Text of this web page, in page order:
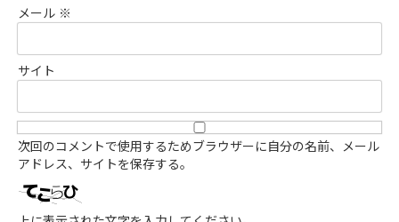
メール ※
サイト
次回のコメントで使用するためブラウザーに自分の名前、メール
アドレス、サイトを保存する。